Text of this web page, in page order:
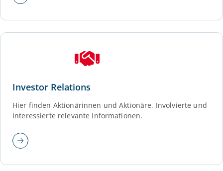
Investor Relations
Hier finden Aktionärinnen und Aktionäre, Involvierte und
Interessierte relevante Informationen.